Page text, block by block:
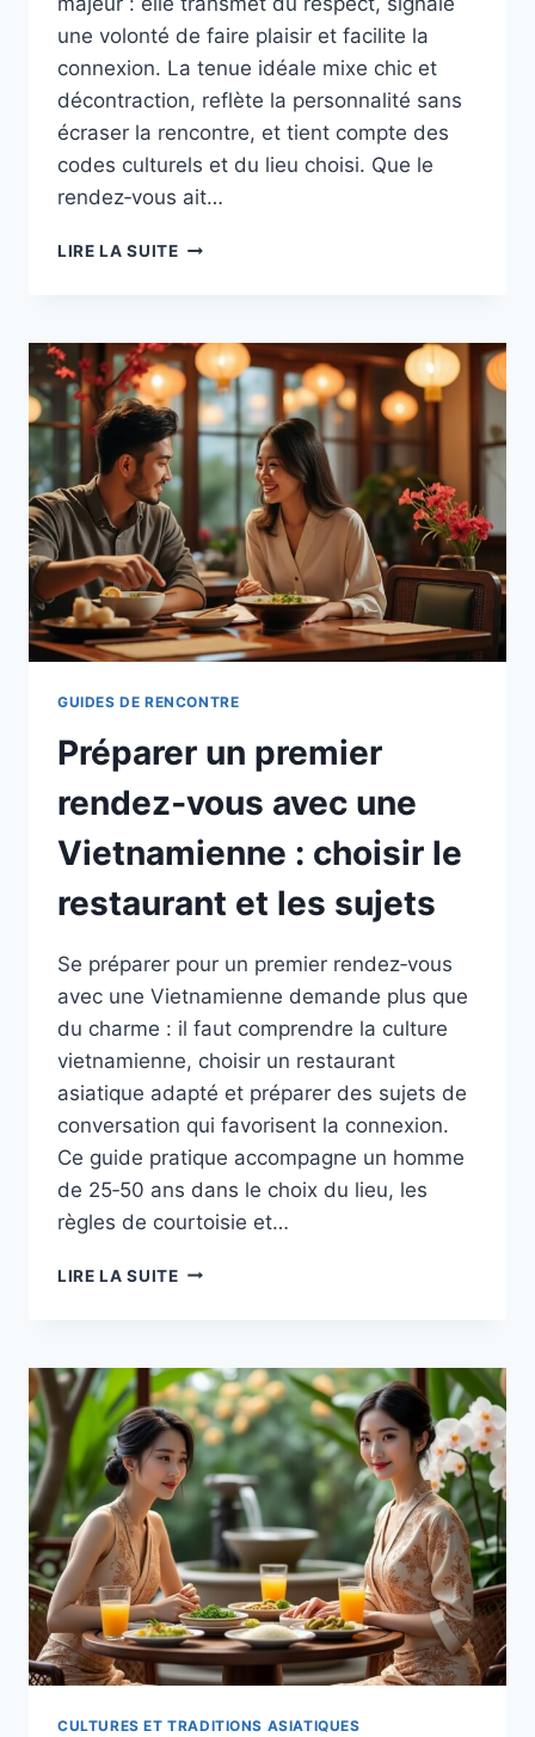
une volonté de faire plaisir et facilite la
connexion. La tenue idéale mixe chic et
décontraction, reflète la personnalité sans
écraser la rencontre, et tient compte des
codes culturels et du lieu choisi. Que le
rendez‑vous ait…
LIRE LA SUITECONSEILS
PREMIER
RENDEZ‑VOUS
AVEC
UNE
VIETNAMIENNE :
CHIC
MAIS
DÉTENDU
GUIDES DE RENCONTRE
Préparer un premier
rendez‑vous avec une
Vietnamienne : choisir le
restaurant et les sujets
Se préparer pour un premier rendez‑vous
avec une Vietnamienne demande plus que
du charme : il faut comprendre la culture
vietnamienne, choisir un restaurant
asiatique adapté et préparer des sujets de
conversation qui favorisent la connexion.
Ce guide pratique accompagne un homme
de 25‑50 ans dans le choix du lieu, les
règles de courtoisie et…
LIRE LA SUITEPRÉPARER
AVEC
UNE
VIETNAMIENNE :
CHOISIR
LE
RESTAURANT
SUJETS
CULTURES ET TRADITIONS ASIATIQUES